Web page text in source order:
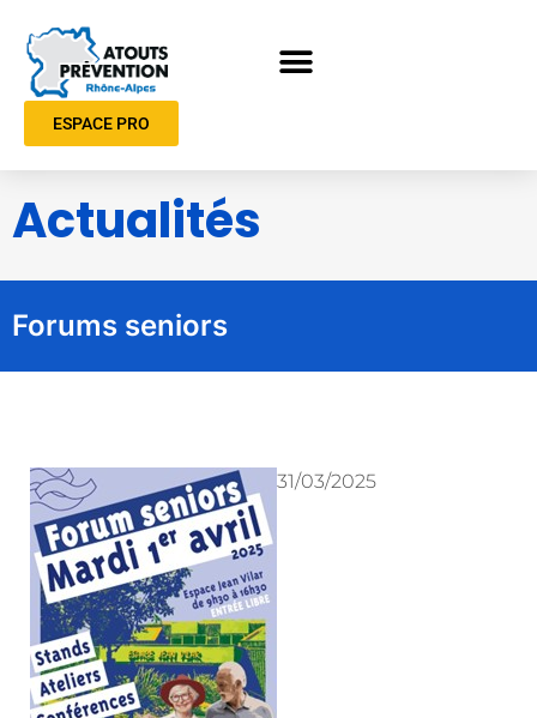
ESPACE PRO
Actualités
Forums seniors
31/03/2025